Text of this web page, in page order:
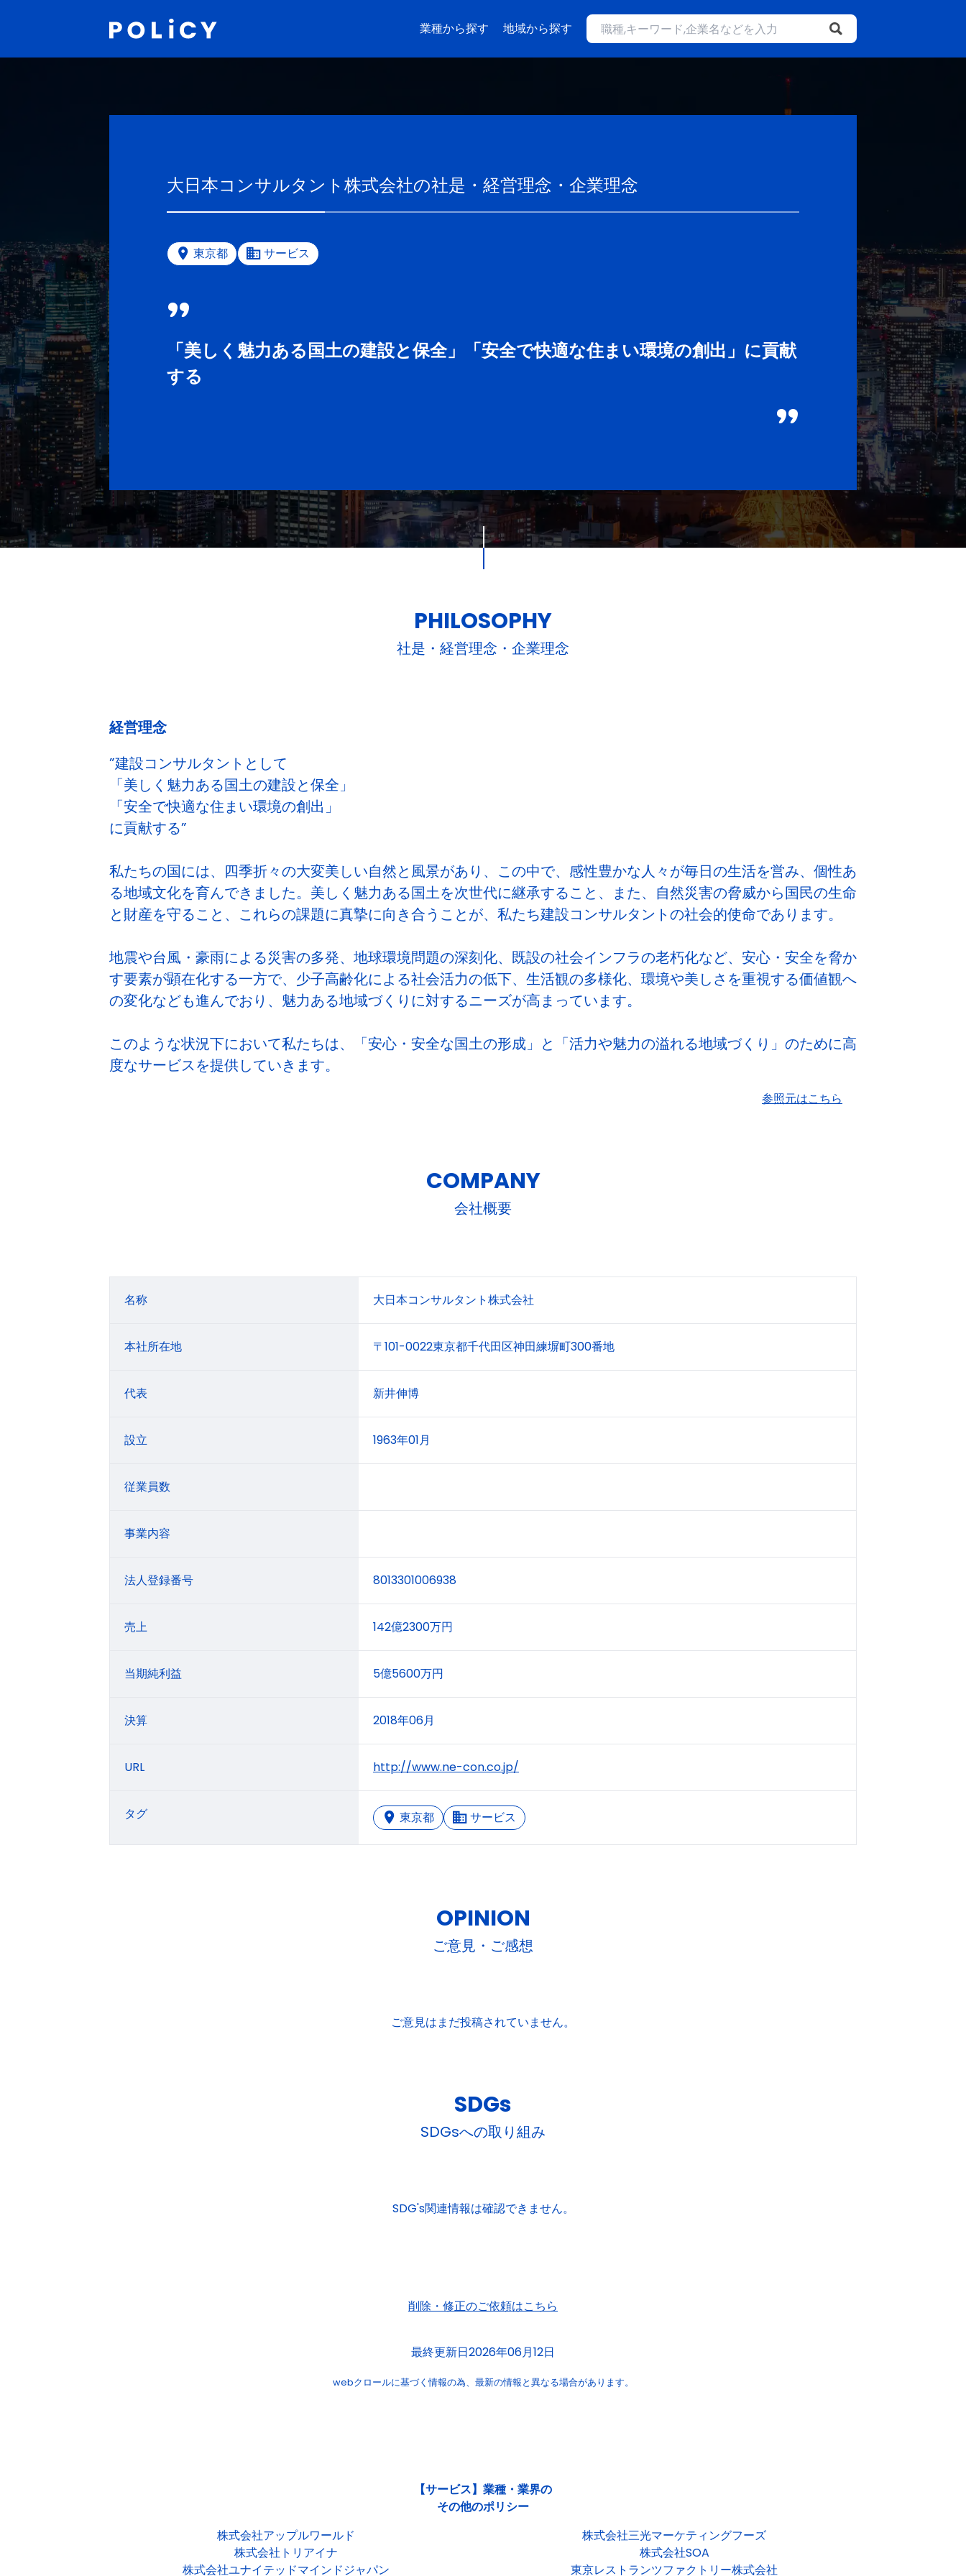
業種から探す 地域から探す
大日本コンサルタント株式会社の社是・経営理念・企業理念
東京都 サービス
「美しく魅力ある国土の建設と保全」「安全で快適な住まい環境の創出」に貢献
する
PHILOSOPHY
社是・経営理念・企業理念
経営理念
”建設コンサルタントとして
「美しく魅力ある国土の建設と保全」
「安全で快適な住まい環境の創出」
に貢献する”
私たちの国には、四季折々の大変美しい自然と風景があり、この中で、感性豊かな人々が毎日の生活を営み、個性あ
る地域文化を育んできました。美しく魅力ある国土を次世代に継承すること、また、自然災害の脅威から国民の生命
と財産を守ること、これらの課題に真摯に向き合うことが、私たち建設コンサルタントの社会的使命であります。
地震や台風・豪雨による災害の多発、地球環境問題の深刻化、既設の社会インフラの老朽化など、安心・安全を脅か
す要素が顕在化する一方で、少子高齢化による社会活力の低下、生活観の多様化、環境や美しさを重視する価値観へ
の変化なども進んでおり、魅力ある地域づくりに対するニーズが高まっています。
このような状況下において私たちは、「安心・安全な国土の形成」と「活力や魅力の溢れる地域づくり」のために高
度なサービスを提供していきます。
参照元はこちら
COMPANY
会社概要
名称 大日本コンサルタント株式会社
本社所在地 〒101-0022東京都千代田区神田練塀町300番地
代表 新井伸博
設立 1963年01月
従業員数
事業内容
法人登録番号 8013301006938
売上 142億2300万円
当期純利益 5億5600万円
決算 2018年06月
URL http://www.ne-con.co.jp/
タグ 東京都 サービス
OPINION
ご意見・ご感想
ご意見はまだ投稿されていません。
SDGs
SDGsへの取り組み
SDG's関連情報は確認できません。
削除・修正のご依頼はこちら
最終更新日2026年06月12日
webクロールに基づく情報の為、 最新の情報と異なる場合があります。
【サービス】業種・業界の
その他のポリシー
株式会社アップルワールド
株式会社三光マーケティングフーズ
株式会社トリアイナ
株式会社SOA
株式会社ユナイテッドマインドジャパン
東京レストランツファクトリー株式会社